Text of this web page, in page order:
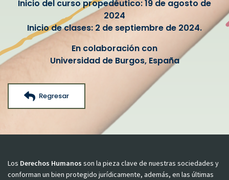
Inicio del curso propedéutico:19 de agosto de
2024
Inicio de clases: 2 de septiembre de 2024.
En colaboración con
Universidad de Burgos, España
Regresar
Los Derechos Humanos son la pieza clave de nuestras sociedades y
conforman un bien protegido jurídicamente, además, en las últimas